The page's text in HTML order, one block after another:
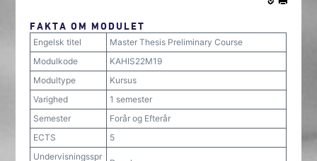
FAKTA OM MODULET
Engelsk titel
Master Thesis Preliminary Course
Modulkode
KAHIS22M19
Modultype
Kursus
Varighed
1 semester
Semester
Forår og Efterår
ECTS
5
Undervisningsspr